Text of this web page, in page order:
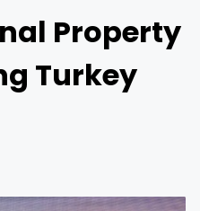
Property
Turkey